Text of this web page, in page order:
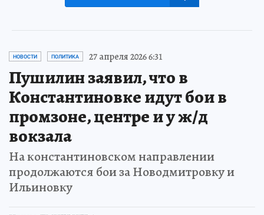
НОВОСТИ ПОЛИТИКА 27 апреля 2026 6:31
Пушилин заявил, что в
Константиновке идут бои в
промзоне, центре и у ж/д
вокзала
На константиновском направлении
продолжаются бои за Новодмитровку и
Ильиновку